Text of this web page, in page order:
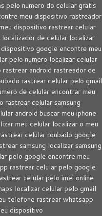
pelo numero do celular gratis
meu dispositivo rastreador
dispositivo rastrear celular
de celular localizar
google encontre meu
pelo numero localizar celular
android rastreador de
rastrear celular pelo gmail
de celular encontrar meu
rastrear celular samsung
android buscar meu iphone
meu celular localizar o meu
celular roubado google
samsung localizar samsung
pelo google encontre meu
rastrear celular pelo google
celular pelo imei online
localizar celular pelo gmail
telefone rastrear whatsapp
dispositivo